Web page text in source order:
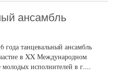
ансамбль
года танцевальный ансамбль
в XX Международном
молодых исполнителей в г....